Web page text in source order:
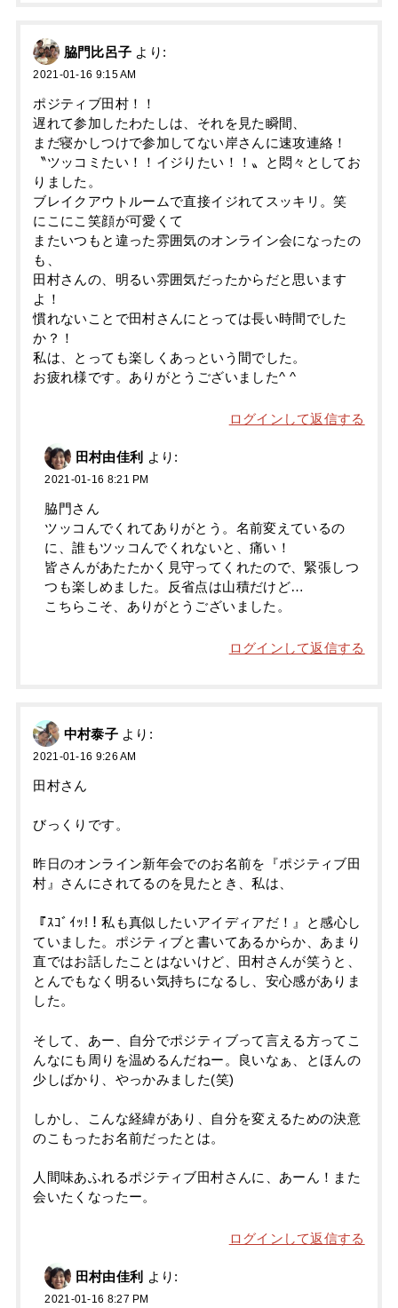
脇門比呂子 より:
2021-01-16 9:15 AM
ポジティブ田村！！
遅れて参加したわたしは、それを見た瞬間、
まだ寝かしつけで参加してない岸さんに速攻連絡！
〝ツッコミたい！！イジりたい！！〟と悶々としてお
りました。
ブレイクアウトルームで直接イジれてスッキリ。笑
にこにこ笑顔が可愛くて
またいつもと違った雰囲気のオンライン会になったの
も、
田村さんの、明るい雰囲気だったからだと思います
よ！
慣れないことで田村さんにとっては長い時間でした
か？！
私は、とっても楽しくあっという間でした。
お疲れ様です。ありがとうございました^ ^
ログインして返信する
田村由佳利 より:
2021-01-16 8:21 PM
脇門さん
ツッコんでくれてありがとう。名前変えているの
に、誰もツッコんでくれないと、痛い！
皆さんがあたたかく見守ってくれたので、緊張しつ
つも楽しめました。反省点は山積だけど…
こちらこそ、ありがとうございました。
ログインして返信する
中村泰子 より:
2021-01-16 9:26 AM
田村さん
びっくりです。
昨日のオンライン新年会でのお名前を『ポジティブ田
村』さんにされてるのを見たとき、私は、
『ｽｺﾞｲｯ!！私も真似したいアイディアだ！』と感心し
ていました。ポジティブと書いてあるからか、あまり
直ではお話したことはないけど、田村さんが笑うと、
とんでもなく明るい気持ちになるし、安心感がありま
した。
そして、あー、自分でポジティブって言える方ってこ
んなにも周りを温めるんだねー。良いなぁ、とほんの
少しばかり、やっかみました(笑)
しかし、こんな経緯があり、自分を変えるための決意
のこもったお名前だったとは。
人間味あふれるポジティブ田村さんに、あーん！また
会いたくなったー。
ログインして返信する
田村由佳利 より:
2021-01-16 8:27 PM